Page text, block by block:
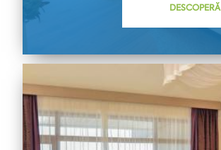
DESCOPERĂ